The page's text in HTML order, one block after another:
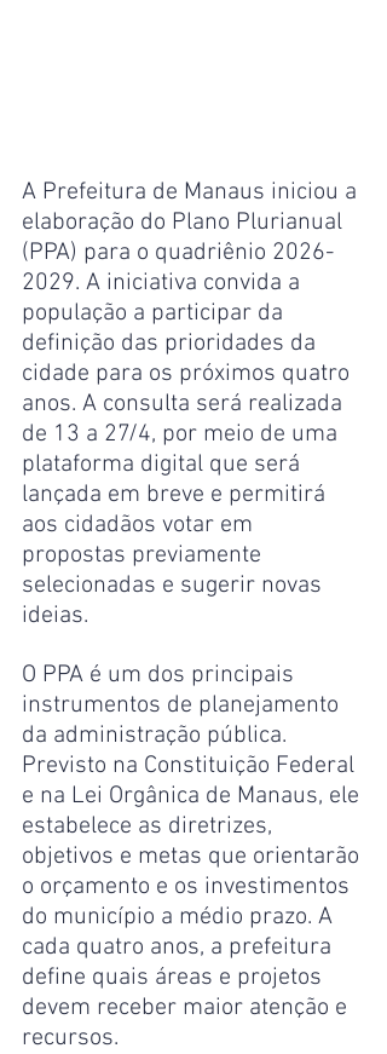
A Prefeitura de Manaus iniciou a
elaboração do Plano Plurianual
(PPA) para o quadriênio 2026-
2029. A iniciativa convida a
população a participar da
definição das prioridades da
cidade para os próximos quatro
anos. A consulta será realizada
de 13 a 27/4, por meio de uma
plataforma digital que será
lançada em breve e permitirá
aos cidadãos votar em
propostas previamente
selecionadas e sugerir novas
ideias.
O PPA é um dos principais
instrumentos de planejamento
da administração pública.
Previsto na Constituição Federal
e na Lei Orgânica de Manaus, ele
estabelece as diretrizes,
objetivos e metas que orientarão
o orçamento e os investimentos
do município a médio prazo. A
cada quatro anos, a prefeitura
define quais áreas e projetos
devem receber maior atenção e
recursos.